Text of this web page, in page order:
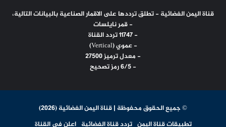
قناة اليمن الفضائية - تطلق ترددها على الاقمار الصناعية بالبيانات التالية،
- قمر نايلسات
- 11747 تردد القناة
- عموي (Vertical)
- معدل ترميز 27500
- 6/5 رمز تصحيح
© جميع الحقوق محفوظة | قناة اليمن الفضائية (2026)
تطبيقات قناة اليمن تردد قناة الفضائية اعلن في القناة